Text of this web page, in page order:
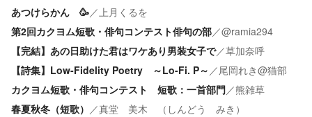
あつけらかん 🥳／上月くるを
第2回カクヨム短歌・俳句コンテスト俳句の部／@ramia294
【完結】あの日助けた君はワケあり男装女子で／草加奈呼
【詩集】Low-Fidelity Poetry ～Lo-Fi. P～ ／尾岡れき@猫部
カクヨム短歌・俳句コンテスト 短歌：一首部門／熊雑草
春夏秋冬（短歌） ／真堂 美木 （しんどう みき）